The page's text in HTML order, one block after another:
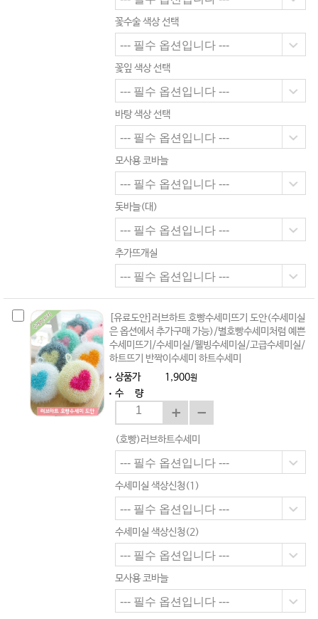
꽃수술 색상 선택
꽃잎 색상 선택
바탕 색상 선택
모사용 코바늘
돗바늘(대)
추가뜨개실
[유료도안]러브하트 호빵수세미뜨기 도안(수세미실
은 옵션에서 추가구매 가능)/별호빵수세미처럼 예쁜
수세미뜨기/수세미실/웰빙수세미실/고급수세미실/
하트뜨기 반짝이수세미 하트수세미
상품가
1,900원
수 량
(호빵)러브하트수세미
수세미실 색상신청(1)
수세미실 색상신청(2)
모사용 코바늘